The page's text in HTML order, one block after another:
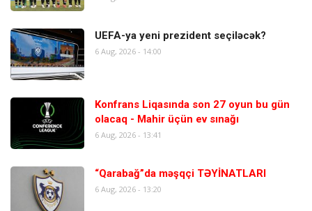
UEFA-ya yeni prezident seçiləcək?
6 Aug, 2026 - 14:00
Konfrans Liqasında son 27 oyun bu gün
olacaq - Mahir üçün ev sınağı
6 Aug, 2026 - 13:41
“Qarabağ”da məşqçi TƏYİNATLARI
6 Aug, 2026 - 13:20